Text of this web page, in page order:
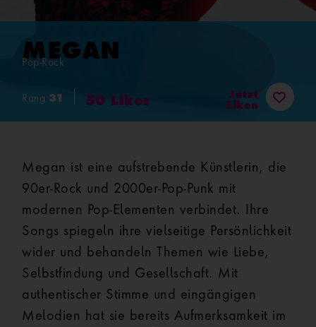
MEGAN
Pop-Rock
Rang 31 50 Likes
Jetzt
Liken
Megan ist eine aufstrebende Künstlerin, die
90er-Rock und 2000er-Pop-Punk mit
modernen Pop-Elementen verbindet. Ihre
Songs spiegeln ihre vielseitige Persönlichkeit
wider und behandeln Themen wie Liebe,
Selbstfindung und Gesellschaft. Mit
authentischer Stimme und eingängigen
Melodien hat sie bereits Aufmerksamkeit im